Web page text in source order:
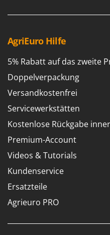
AgriEuro Hilfe
5% Rabatt auf das zweite
Doppelverpackung
Versandkostenfrei
Servicewerkstätten
Kostenlose Rückgabe
Premium-Account
Videos & Tutorials
Kundenservice
Ersatzteile
Agrieuro PRO